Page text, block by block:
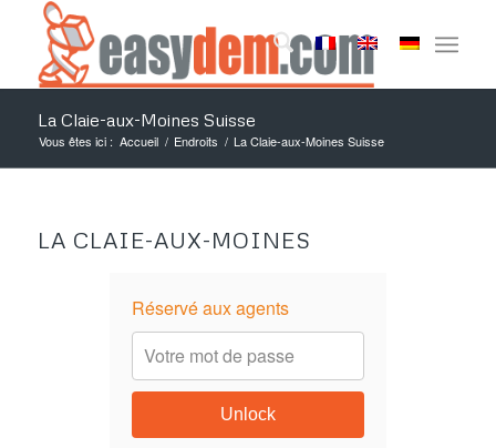
La Claie-aux-Moines Suisse
Vous êtes ici : Accueil / Endroits / La Claie-aux-Moines Suisse
LA CLAIE-AUX-MOINES
Réservé aux agents
Unlock